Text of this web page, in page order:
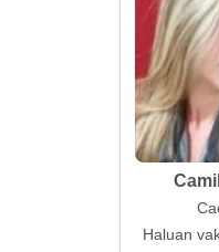
Haluan